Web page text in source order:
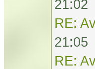
21:02
RE:
21:05
RE: